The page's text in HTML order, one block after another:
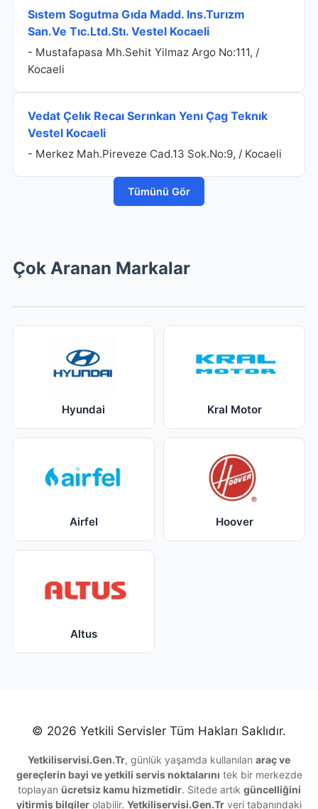
Sıstem Sogutma Gıda Madd. Ins.Turızm
San.Ve Tıc.Ltd.Stı. Vestel Kocaeli
- Mustafapasa Mh.Sehit Yilmaz Argo No:111, /
Kocaeli
Vedat Çelık Recaı Serınkan Yenı Çag Teknık
Vestel Kocaeli
- Merkez Mah.Pireveze Cad.13 Sok.No:9, / Kocaeli
Tümünü Gör
Çok Aranan Markalar
Hyundai Kral Motor
Airfel Hoover
Altus
© 2026 Yetkili Servisler Tüm Hakları Saklıdır.
Yetkiliservisi.Gen.Tr, günlük yaşamda kullanılan araç ve
gereçlerin bayi ve yetkili servis noktalarını tek bir merkezde
toplayan ücretsiz kamu hizmetidir. Sitede artık güncelliğini
yitirmiş bilgiler olabilir. Yetkiliservisi.Gen.Tr veri tabanındaki